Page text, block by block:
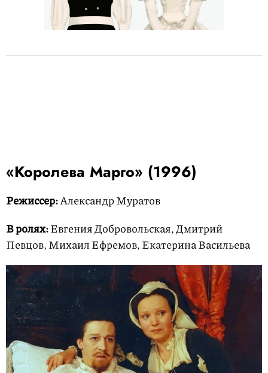
«Королева Марго» (1996)
Режиссер:Александр Муратов
В ролях:Евгения Добровольская, Дмитрий
Певцов, Михаил Ефремов, Екатерина Васильева